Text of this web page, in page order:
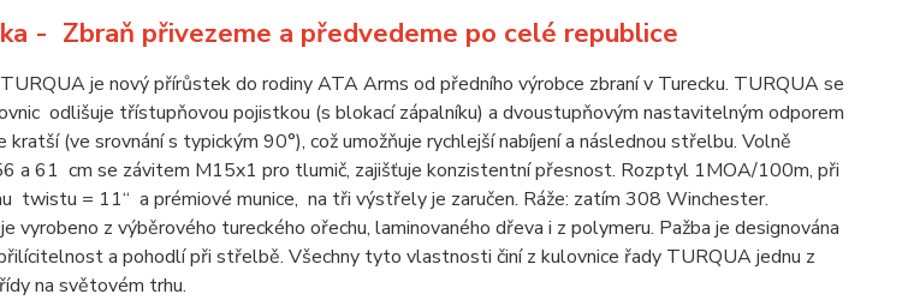
- Zbraň přivezeme a předvedeme po celé republice
je nový přírůstek do rodiny ATA Arms od předního výrobce zbraní v Turecku. TURQUA se
odlišuje třístupňovou pojistkou (s blokací zápalníku) a dvoustupňovým nastavitelným odporem
kratší (ve srovnání s typickým 90°), což umožňuje rychlejší nabíjení a následnou střelbu. Volně
a 61 cm se závitem M15x1 pro tlumič, zajišťuje konzistentní přesnost. Rozptyl 1MOA/100m, při
twistu = 11“ a prémiové munice, na tři výstřely je zaručen. Ráže: zatím 308 Winchester.
vyrobeno z výběrového tureckého ořechu, laminovaného dřeva i z polymeru. Pažba je designována
a pohodlí při střelbě. Všechny tyto vlastnosti činí z kulovnice řady TURQUA jednu z
na světovém trhu.